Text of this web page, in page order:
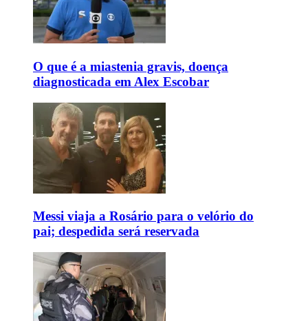
O que é a miastenia gravis, doença
diagnosticada em Alex Escobar
Messi viaja a Rosário para o velório do
pai; despedida será reservada